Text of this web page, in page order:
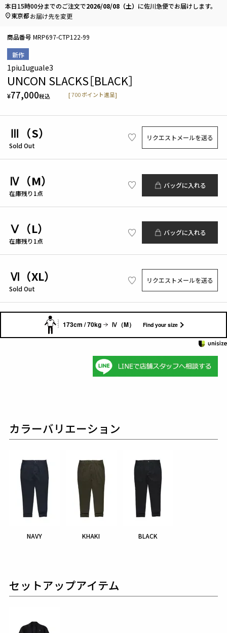
新作
1piu1uguale3
UNCON SLACKS［BLACK］
¥77,000税込 [700 ポイント進呈]
商品番号 MRP697-CTP122-99
Ⅲ（S）
Sold Out
リクエストメールを送る
Ⅳ（M）
在庫残り1点
バッグに入れる
Ⅴ（L）
在庫残り1点
バッグに入れる
Ⅵ（XL）
Sold Out
リクエストメールを送る
173cm / 70kg Ⅳ（M） Find your size
本日15時00分までのご注文で2026/08/08（土） に佐川急便でお届けします。
東京都お届け先を変更
カラーバリエーション
NAVY KHAKI BLACK
セットアップアイテム